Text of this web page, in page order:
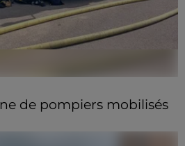
de pompiers mobilisés